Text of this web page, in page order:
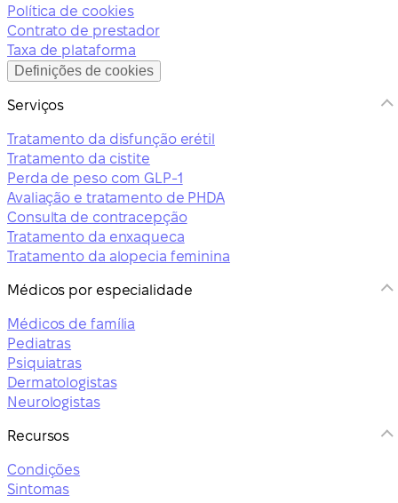
Política de cookies
Contrato de prestador
Taxa de plataforma
Definições de cookies
Serviços
Tratamento da disfunção erétil
Tratamento da cistite
Perda de peso com GLP-1
Avaliação e tratamento de PHDA
Consulta de contracepção
Tratamento da enxaqueca
Tratamento da alopecia feminina
Médicos por especialidade
Médicos de família
Pediatras
Psiquiatras
Dermatologistas
Neurologistas
Recursos
Condições
Sintomas